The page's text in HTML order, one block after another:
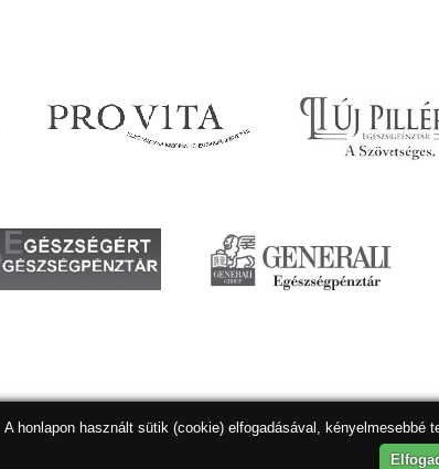
A honlapon használt sütik (cookie) elfogadásával, kényelmesebbé